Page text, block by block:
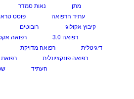
מתן
נאות סמדר
עתיד הרפואה
פוסט
קיבוץ אקולוגי
רובוטים
רפואה 3.0
רפואה
דיגיטלית
רפואה מדויקת
רפואה פונקציונלית
רפואת
העתיד